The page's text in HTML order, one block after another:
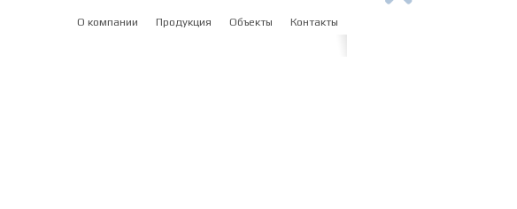
О компании Продукция Объекты Контакты